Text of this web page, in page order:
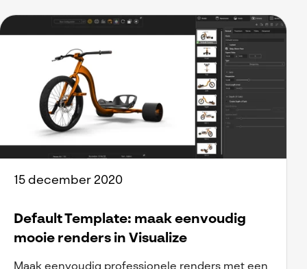
15 december 2020
Default Template: maak eenvoudig
mooie renders in Visualize